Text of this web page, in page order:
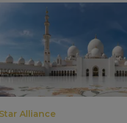
Alliance